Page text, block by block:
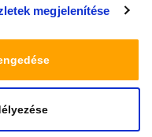
megosztjuk az
vagy az Ön által
megjelenítése